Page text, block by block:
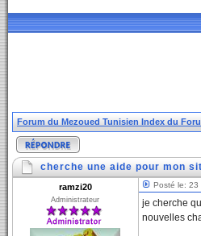
Forum du Mezoued Tunisien Index du
cherche une aide pour mon
ramzi20
Administrateur
Posté le: 23
je cherche
nouvelles